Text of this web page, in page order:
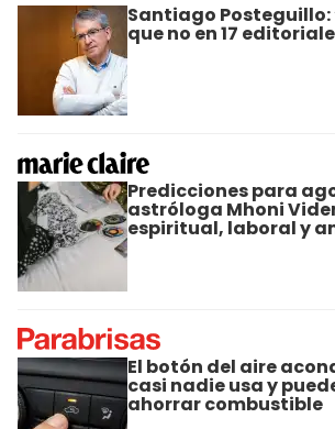
Santiago Posteguillo:
que no en 17
Predicciones para
astróloga Mhoni
espiritual, laboral y
El botón del aire
casi nadie usa y
ahorrar combustible